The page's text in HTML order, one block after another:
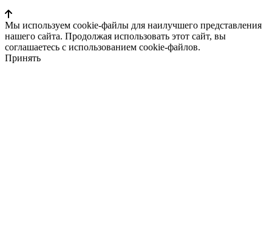
Мы используем cookie-файлы для наилучшего представления
нашего сайта. Продолжая использовать этот сайт, вы
соглашаетесь с использованием cookie-файлов.
Принять